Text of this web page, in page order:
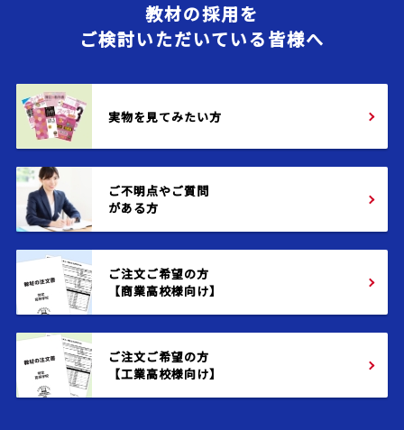
教材の採用を
ご検討いただいている皆様へ
実物を見てみたい方
ご不明点やご質問
がある方
ご注文ご希望の方
【商業高校様向け】
ご注文ご希望の方
【工業高校様向け】